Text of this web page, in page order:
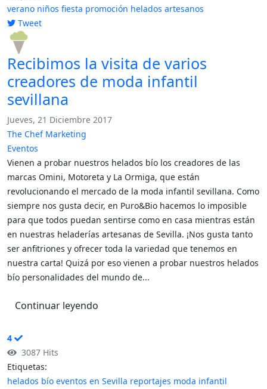
verano niños fiesta promoción helados artesanos
Tweet
pinterest
Recibimos la visita de varios
creadores de moda infantil
sevillana
Jueves, 21 Diciembre 2017
The Chef Marketing
Eventos
Vienen a probar nuestros helados bío los creadores de las
marcas Omini, Motoreta y La Ormiga, que están
revolucionando el mercado de la moda infantil sevillana. Como
siempre nos gusta decir, en Puro&Bio hacemos lo imposible
para que todos puedan sentirse como en casa mientras están
en nuestras heladerías artesanas de Sevilla. ¡Nos gusta tanto
ser anfitriones y ofrecer toda la variedad que tenemos en
nuestra carta! Quizá por eso vienen a probar nuestros helados
bío personalidades del mundo de...
Continuar leyendo
4
3087 Hits
Etiquetas:
helados bío eventos en Sevilla reportajes moda infantil